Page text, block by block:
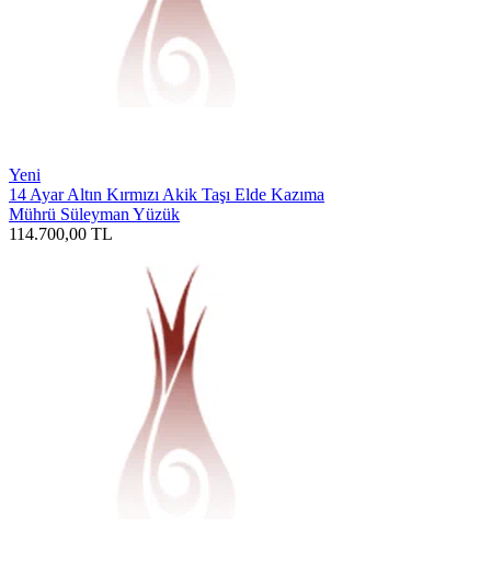
Yeni
14 Ayar Altın Kırmızı Akik Taşı Elde Kazıma
Mührü Süleyman Yüzük
114.700,00 TL